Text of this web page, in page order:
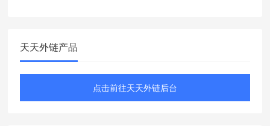
天天外链产品
点击前往天天外链后台